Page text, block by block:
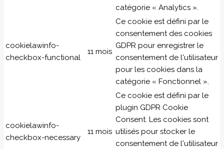
catégorie « Analytics ».
cookielawinfo-
checkbox-functional
11 mois
Ce cookie est défini par le
consentement des cookies
GDPR pour enregistrer le
consentement de l'utilisateur
pour les cookies dans la
catégorie « Fonctionnel ».
cookielawinfo-
checkbox-necessary
11 mois
Ce cookie est défini par le
plugin GDPR Cookie
Consent. Les cookies sont
utilisés pour stocker le
consentement de l'utilisateur